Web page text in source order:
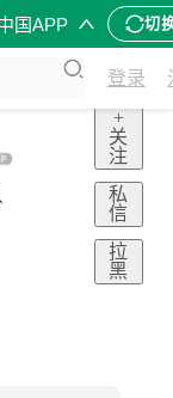
国APP 切
登录
+
关
注
私
信
拉
黑